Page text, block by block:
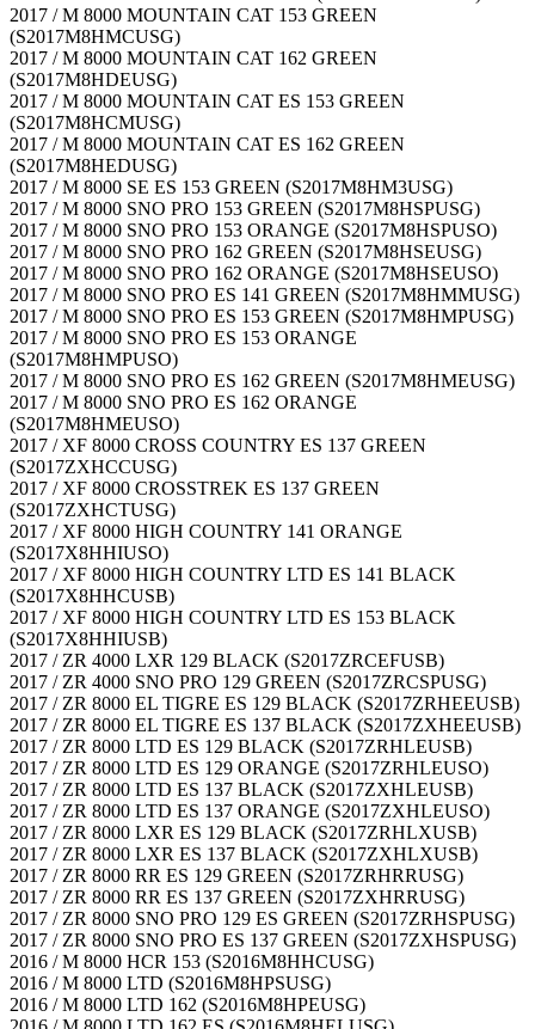
2017 / M 8000 MOUNTAIN CAT 153 GREEN
(S2017M8HMCUSG)
2017 / M 8000 MOUNTAIN CAT 162 GREEN
(S2017M8HDEUSG)
2017 / M 8000 MOUNTAIN CAT ES 153 GREEN
(S2017M8HCMUSG)
2017 / M 8000 MOUNTAIN CAT ES 162 GREEN
(S2017M8HEDUSG)
2017 / M 8000 SE ES 153 GREEN (S2017M8HM3USG)
2017 / M 8000 SNO PRO 153 GREEN (S2017M8HSPUSG)
2017 / M 8000 SNO PRO 153 ORANGE (S2017M8HSPUSO)
2017 / M 8000 SNO PRO 162 GREEN (S2017M8HSEUSG)
2017 / M 8000 SNO PRO 162 ORANGE (S2017M8HSEUSO)
2017 / M 8000 SNO PRO ES 141 GREEN (S2017M8HMMUSG)
2017 / M 8000 SNO PRO ES 153 GREEN (S2017M8HMPUSG)
2017 / M 8000 SNO PRO ES 153 ORANGE
(S2017M8HMPUSO)
2017 / M 8000 SNO PRO ES 162 GREEN (S2017M8HMEUSG)
2017 / M 8000 SNO PRO ES 162 ORANGE
(S2017M8HMEUSO)
2017 / XF 8000 CROSS COUNTRY ES 137 GREEN
(S2017ZXHCCUSG)
2017 / XF 8000 CROSSTREK ES 137 GREEN
(S2017ZXHCTUSG)
2017 / XF 8000 HIGH COUNTRY 141 ORANGE
(S2017X8HHIUSO)
2017 / XF 8000 HIGH COUNTRY LTD ES 141 BLACK
(S2017X8HHCUSB)
2017 / XF 8000 HIGH COUNTRY LTD ES 153 BLACK
(S2017X8HHIUSB)
2017 / ZR 4000 LXR 129 BLACK (S2017ZRCEFUSB)
2017 / ZR 4000 SNO PRO 129 GREEN (S2017ZRCSPUSG)
2017 / ZR 8000 EL TIGRE ES 129 BLACK (S2017ZRHEEUSB)
2017 / ZR 8000 EL TIGRE ES 137 BLACK (S2017ZXHEEUSB)
2017 / ZR 8000 LTD ES 129 BLACK (S2017ZRHLEUSB)
2017 / ZR 8000 LTD ES 129 ORANGE (S2017ZRHLEUSO)
2017 / ZR 8000 LTD ES 137 BLACK (S2017ZXHLEUSB)
2017 / ZR 8000 LTD ES 137 ORANGE (S2017ZXHLEUSO)
2017 / ZR 8000 LXR ES 129 BLACK (S2017ZRHLXUSB)
2017 / ZR 8000 LXR ES 137 BLACK (S2017ZXHLXUSB)
2017 / ZR 8000 RR ES 129 GREEN (S2017ZRHRRUSG)
2017 / ZR 8000 RR ES 137 GREEN (S2017ZXHRRUSG)
2017 / ZR 8000 SNO PRO 129 ES GREEN (S2017ZRHSPUSG)
2017 / ZR 8000 SNO PRO ES 137 GREEN (S2017ZXHSPUSG)
2016 / M 8000 HCR 153 (S2016M8HHCUSG)
2016 / M 8000 LTD (S2016M8HPSUSG)
2016 / M 8000 LTD 162 (S2016M8HPEUSG)